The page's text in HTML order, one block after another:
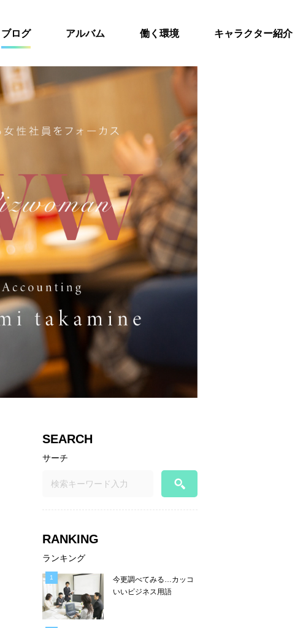
ブログ アルバム 働く環境 キャラクター紹介
SEARCH
サーチ
RANKING
ランキング
今更調べてみる…カッコ
いいビジネス用語